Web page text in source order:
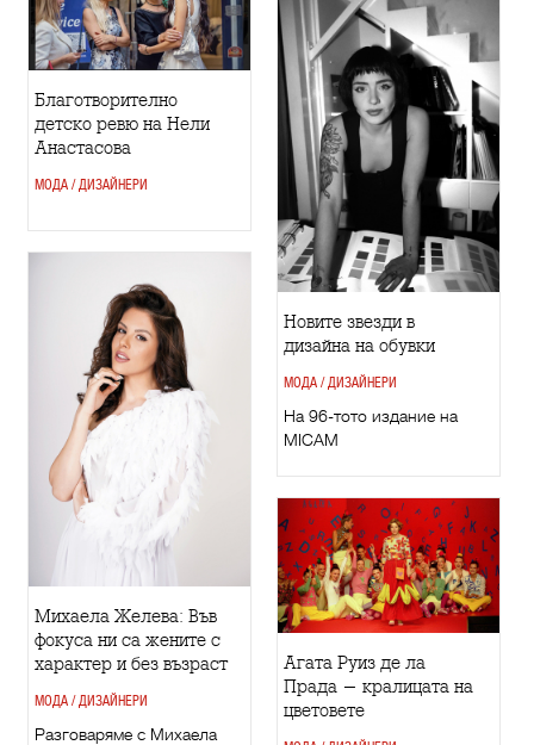
Благотворително
детско ревю на Нели
Анастасова
МОДА / ДИЗАЙНЕРИ
Новите звезди в
дизайна на обувки
МОДА / ДИЗАЙНЕРИ
На 96-тото издание на
MICAM
Михаела Желева: Във
фокуса ни са жените с
характер и без възраст
МОДА / ДИЗАЙНЕРИ
Разговаряме с Михаела
Агата Руиз де ла
Прада - кралицата на
цветовете